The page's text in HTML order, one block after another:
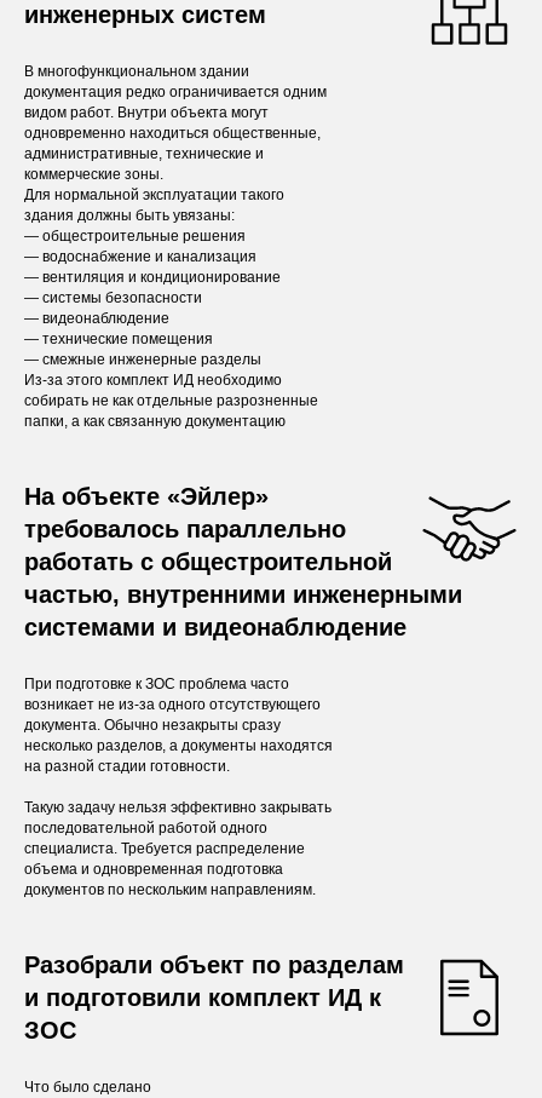
инженерных систем
В многофункциональном здании
документация редко ограничивается одним
видом работ. Внутри объекта могут
одновременно находиться общественные,
административные, технические и
коммерческие зоны.
Для нормальной эксплуатации такого
здания должны быть увязаны:
— общестроительные решения
— водоснабжение и канализация
— вентиляция и кондиционирование
— системы безопасности
— видеонаблюдение
— технические помещения
— смежные инженерные разделы
Из-за этого комплект ИД необходимо
собирать не как отдельные разрозненные
папки, а как связанную документацию
На объекте «Эйлер»
требовалось параллельно
работать с общестроительной
частью, внутренними инженерными
системами и видеонаблюдение
При подготовке к ЗОС проблема часто
возникает не из-за одного отсутствующего
документа. Обычно незакрыты сразу
несколько разделов, а документы находятся
на разной стадии готовности.
Такую задачу нельзя эффективно закрывать
последовательной работой одного
специалиста. Требуется распределение
объема и одновременная подготовка
документов по нескольким направлениям.
Разобрали объект по разделам
и подготовили комплект ИД к
ЗОС
Что было сделано